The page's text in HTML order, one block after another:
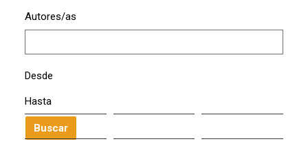
Autores/as
Desde
Hasta
Buscar